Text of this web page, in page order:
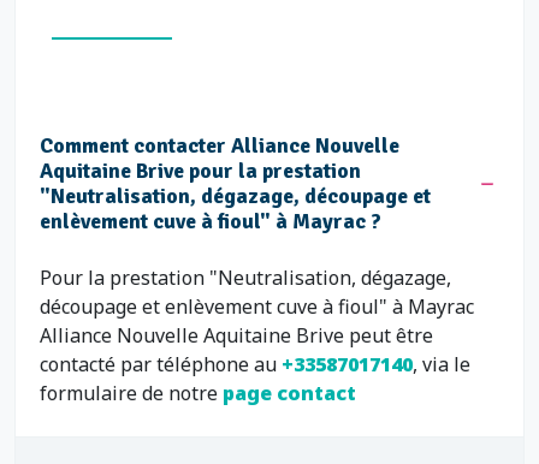
Comment contacter Alliance Nouvelle
Aquitaine Brive pour la prestation
"Neutralisation, dégazage, découpage et
enlèvement cuve à fioul" à Mayrac ?
Pour la prestation "Neutralisation, dégazage,
découpage et enlèvement cuve à fioul" à Mayrac
Alliance Nouvelle Aquitaine Brive peut être
contacté par téléphone au +33587017140, via le
formulaire de notre page contact